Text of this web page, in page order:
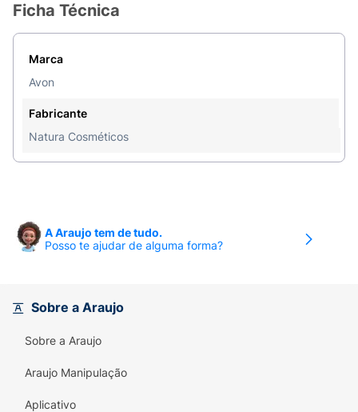
comum de outros métodos.
Segurança:Produto
testado, garantindo maior confiança para o uso
Área de aplicação:Rosto (especialmente buço
Conteúdo:
30g (tamanho compacto e ideal
para precisão).
Ficha Técnica
Marca
Avon
Fabricante
Natura Cosméticos
A Araujo tem de tudo.
Posso te ajudar de alguma forma?
Sobre a Araujo
Sobre a Araujo
Araujo Manipulação
Aplicativo